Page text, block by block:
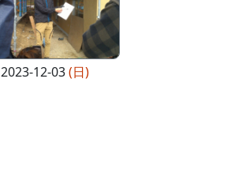
2023-12-03(日)